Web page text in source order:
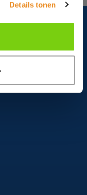
Details tonen